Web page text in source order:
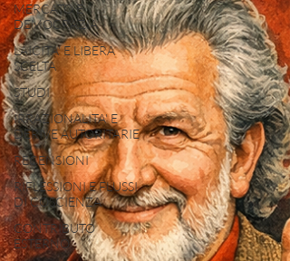
MERCATO E
DEMOCRAZIA
LAICITA' E LIBERA
SCELTA
STUDI
IRRAZIONALITA' E
DERIVE AUTORITARIE
RECENSIONI
RIFLESSIONI E FLUSSI
DI COSCIENZA
CONTRIBUTO
ESTERNO